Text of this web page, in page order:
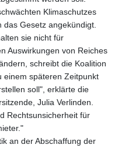
Klimaschutzes
Gesetz angekündigt.
sie nicht für
Auswirkungen von Reiches
schreibt die Koalition
einem späteren Zeitpunkt
soll", erklärte die
Julia Verlinden.
Rechtsunsicherheit für
an der Abschaffung der